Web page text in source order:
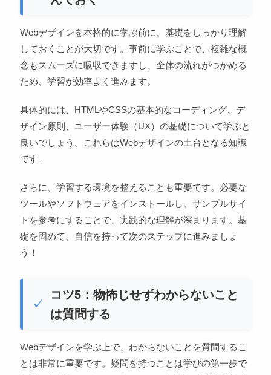
Webデザインを本格的に学ぶ前に、基礎をしっかり理解
しておくことが大切です。事前に学ぶことで、複雑な概
念もスムーズに吸収できますし、全体の流れがつかめる
ため、学習が効率よく進みます。
具体的には、HTMLやCSSの基本的なコーディング、デ
ザイン原則、ユーザー体験（UX）の基礎について学ぶと
良いでしょう。これらはWebデザインの土台となる知識
です。
さらに、学習する環境を整えることも重要です。必要な
ツールやソフトウェアをインストールし、サンプルサイ
トを参考にすることで、実践的な理解が深まります。基
礎を固めて、自信を持って次のステップに進みましょ
う！
コツ5：物怖じせずわからないこと
は質問する
Webデザインを学ぶ上で、わからないことを質問するこ
とは非常に重要です。疑問を持つことは学びの第一歩で